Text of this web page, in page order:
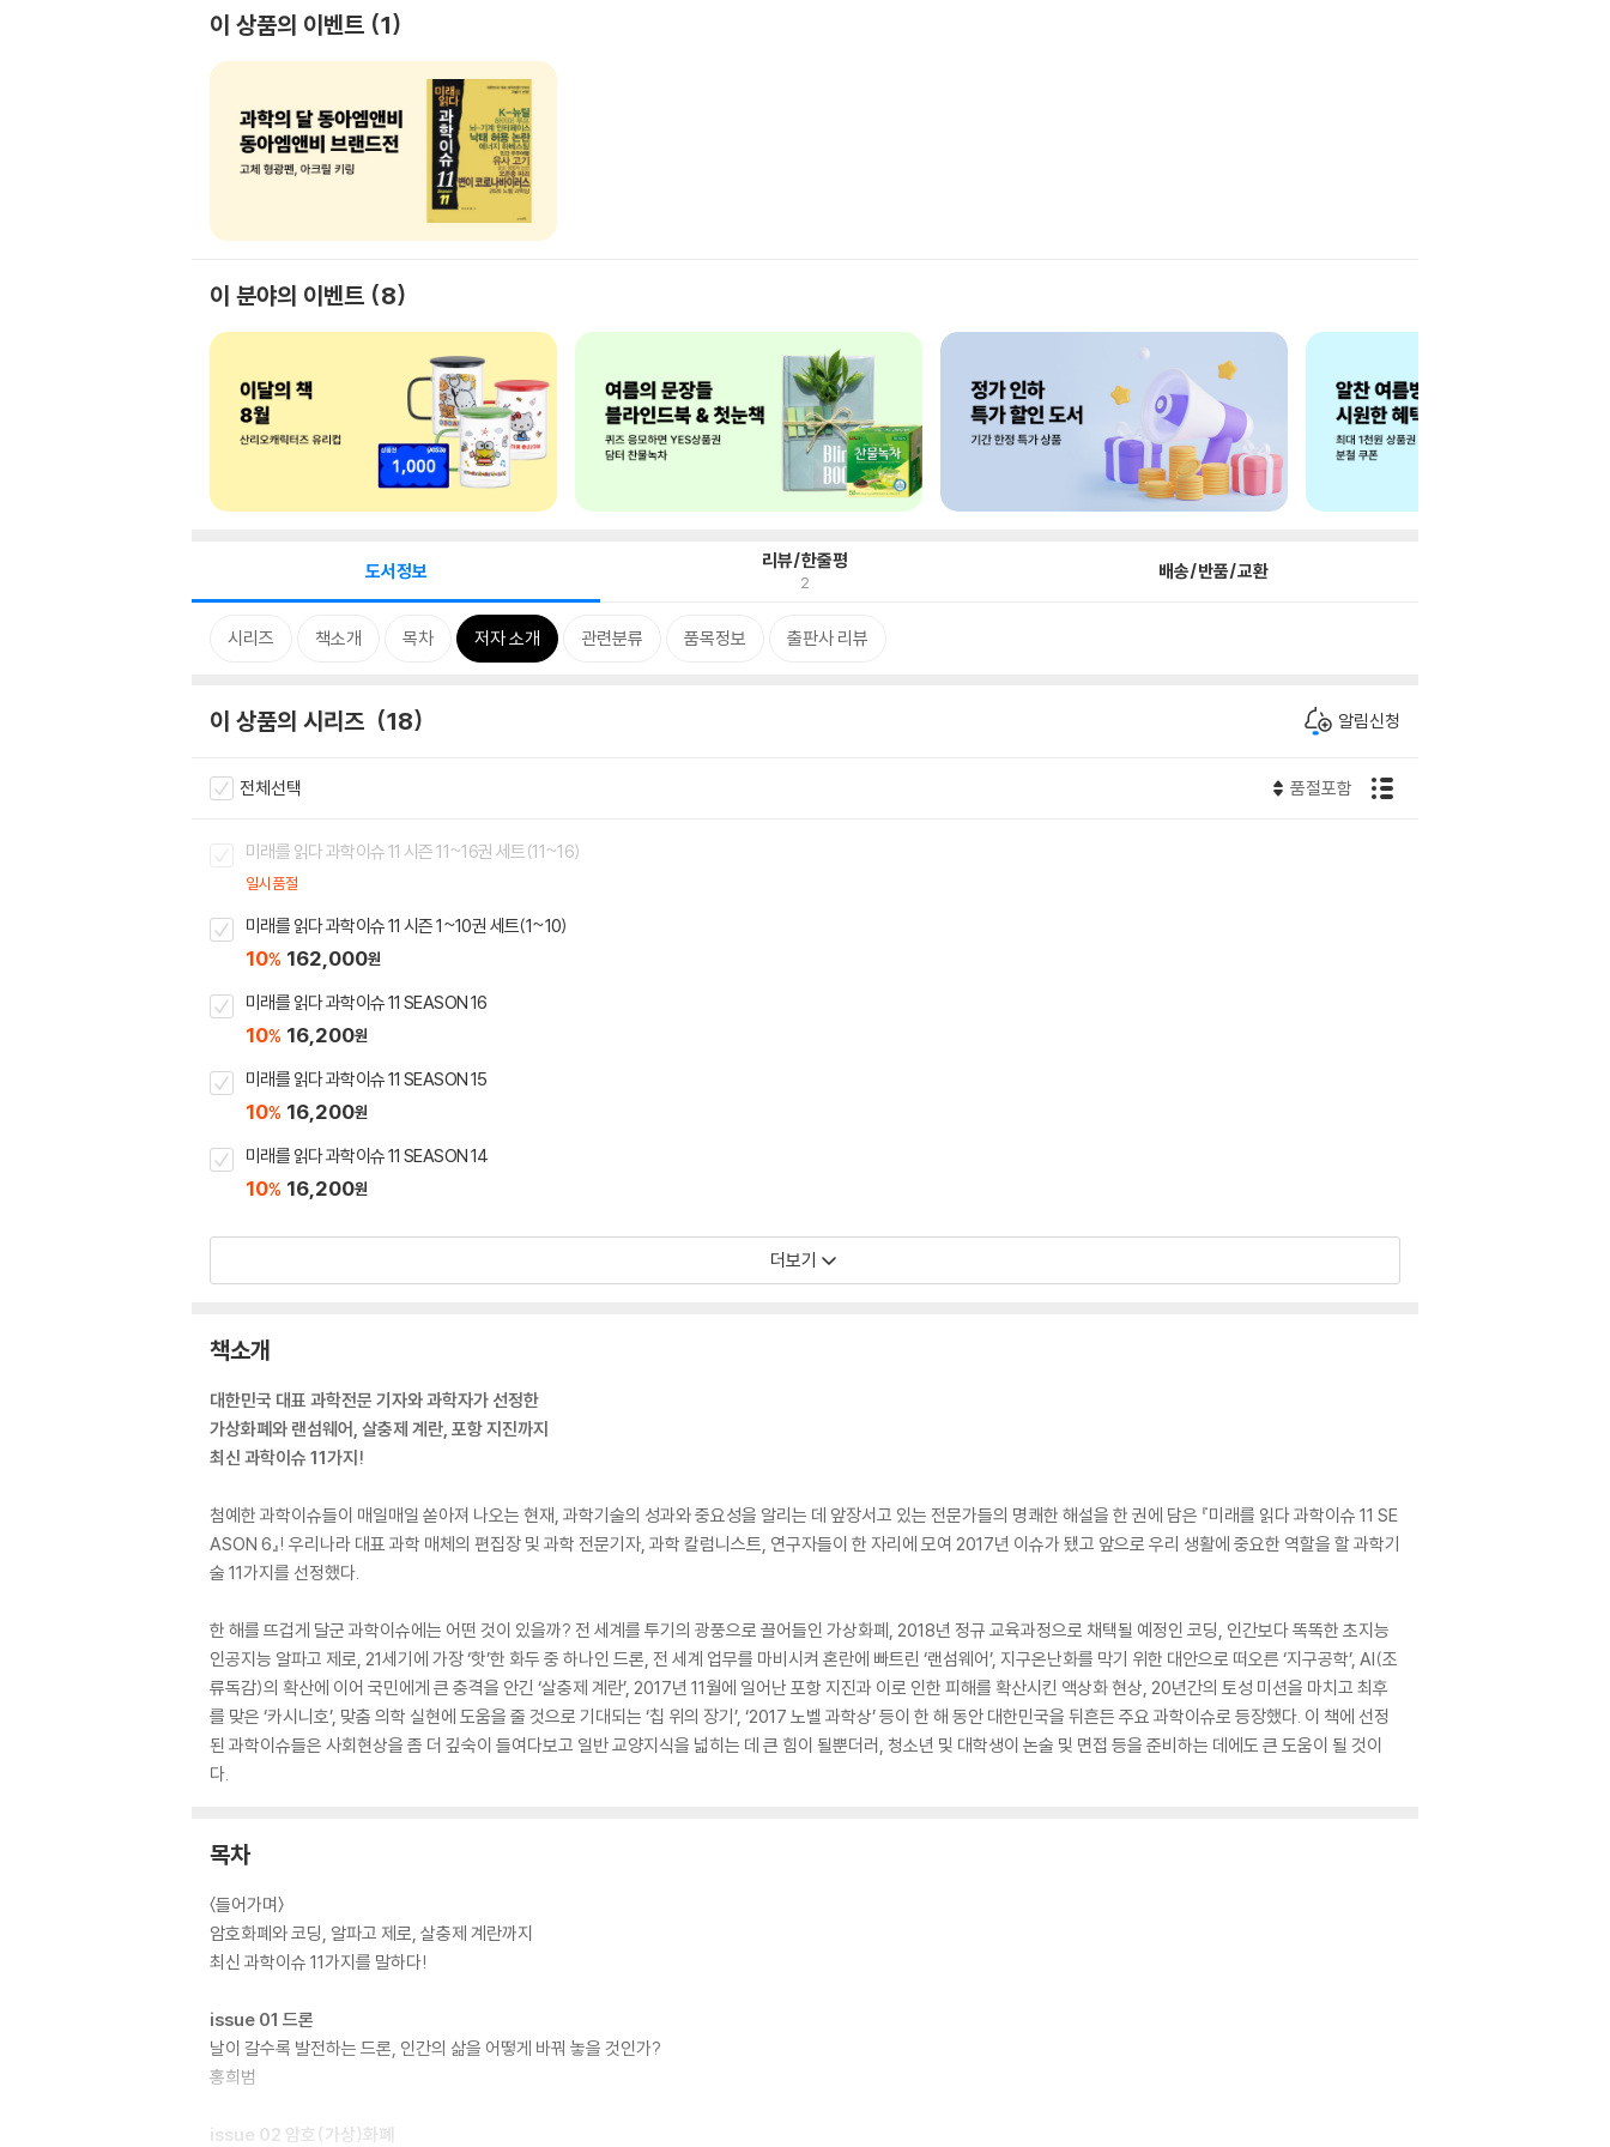
이 상품의 이벤트 1
이 분야의 이벤트 8
도서정보 리뷰/한줄평
2 배송/반품/교환
시리즈 책소개 목차 저자 소개 관련분류 품목정보 출판사 리뷰
이 상품의 시리즈 18 알림신청
전체선택 품절포함
미래를 읽다 과학이슈 11 시즌 11~16권 세트(11~16)
일시품절
미래를 읽다 과학이슈 11 시즌 1~10권 세트(1~10)
10% 162,000원
미래를 읽다 과학이슈 11 SEASON 16
10% 16,200원
미래를 읽다 과학이슈 11 SEASON 15
10% 16,200원
미래를 읽다 과학이슈 11 SEASON 14
10% 16,200원
더보기
책소개
대한민국 대표 과학전문 기자와 과학자가 선정한
가상화폐와 랜섬웨어, 살충제 계란, 포항 지진까지
최신 과학이슈 11가지!
첨예한 과학이슈들이 매일매일 쏟아져 나오는 현재, 과학기술의 성과와 중요성을 알리는 데 앞장서고 있는 전문가들의 명쾌한 해설을 한 권에 담은 『미래를 읽다 과학이슈 11 SE
ASON 6』! 우리나라 대표 과학 매체의 편집장 및 과학 전문기자, 과학 칼럼니스트, 연구자들이 한 자리에 모여 2017년 이슈가 됐고 앞으로 우리 생활에 중요한 역할을 할 과학기
술 11가지를 선정했다.
한 해를 뜨겁게 달군 과학이슈에는 어떤 것이 있을까? 전 세계를 투기의 광풍으로 끌어들인 가상화폐, 2018년 정규 교육과정으로 채택될 예정인 코딩, 인간보다 똑똑한 초지능
인공지능 알파고 제로, 21세기에 가장 ‘핫’한 화두 중 하나인 드론, 전 세계 업무를 마비시켜 혼란에 빠트린 ‘랜섬웨어’, 지구온난화를 막기 위한 대안으로 떠오른 ‘지구공학’, AI(조
류독감)의 확산에 이어 국민에게 큰 충격을 안긴 ‘살충제 계란’, 2017년 11월에 일어난 포항 지진과 이로 인한 피해를 확산시킨 액상화 현상, 20년간의 토성 미션을 마치고 최후
를 맞은 ‘카시니호’, 맞춤 의학 실현에 도움을 줄 것으로 기대되는 ‘칩 위의 장기’, ‘2017 노벨 과학상’ 등이 한 해 동안 대한민국을 뒤흔든 주요 과학이슈로 등장했다. 이 책에 선정
된 과학이슈들은 사회현상을 좀 더 깊숙이 들여다보고 일반 교양지식을 넓히는 데 큰 힘이 될뿐더러, 청소년 및 대학생이 논술 및 면접 등을 준비하는 데에도 큰 도움이 될 것이
다.
목차
〈들어가며〉
암호화폐와 코딩, 알파고 제로, 살충제 계란까지
최신 과학이슈 11가지를 말하다!
issue 01 드론
날이 갈수록 발전하는 드론, 인간의 삶을 어떻게 바꿔 놓을 것인가?
홍희범
issue 02 암호(가상)화폐